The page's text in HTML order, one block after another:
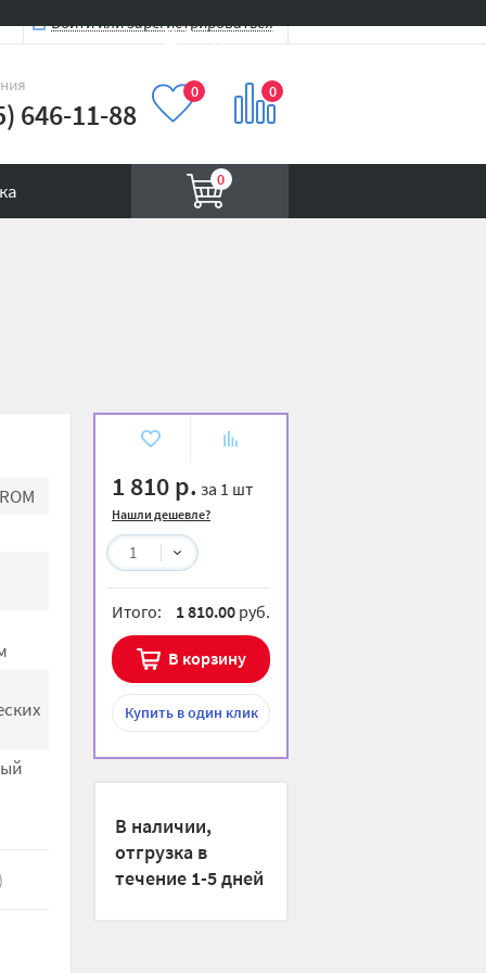
Войти или зарегистрироваться
646-11-88
0 0
0
Вход на сайт
1 810 р. за 1 шт
Нашли дешевле?
1
Итого: 1 810.00 руб.
В корзину
Купитьв один клик
В наличии,
отгрузка в
течение 1-5 дней